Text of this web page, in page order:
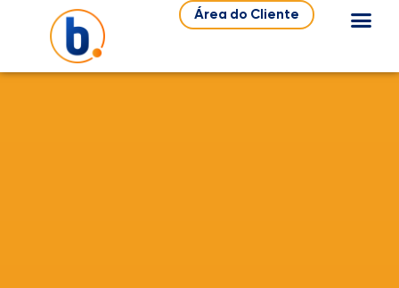
Área do Cliente